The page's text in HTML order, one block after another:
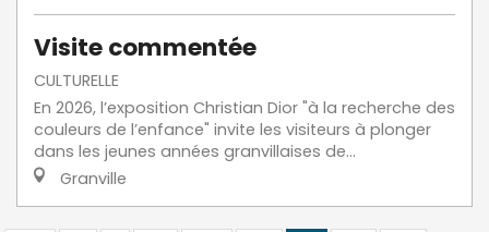
Visite commentée
CULTURELLE
En 2026, l’exposition Christian Dior "à la recherche des
couleurs de l’enfance" invite les visiteurs à plonger
dans les jeunes années granvillaises de...
Granville